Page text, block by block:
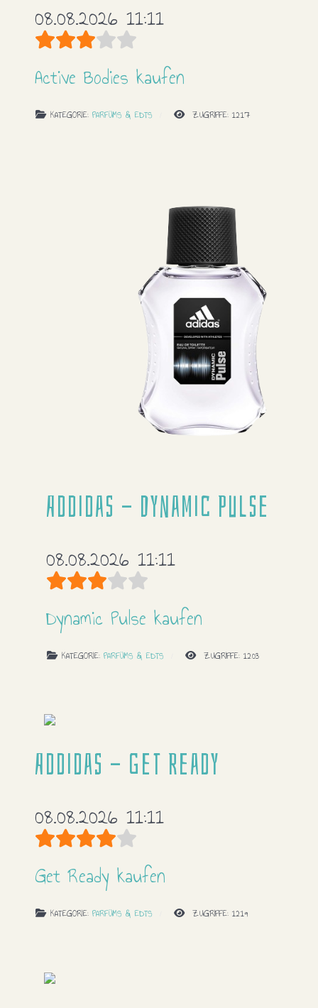
08.08.2026 11:11
Bewertung: 3/
Active Bodies kaufen
KATEGORIE: PARFÜMS & EDTS ZUGRIFFE: 1217
Addidas - Dynamic Pulse
08.08.2026 11:11
Bewertung: 3/
Dynamic Pulse kaufen
KATEGORIE: PARFÜMS & EDTS ZUGRIFFE: 1203
Addidas - Get Ready
08.08.2026 11:11
Bewertung: 4/
Get Ready kaufen
KATEGORIE: PARFÜMS & EDTS ZUGRIFFE: 1219